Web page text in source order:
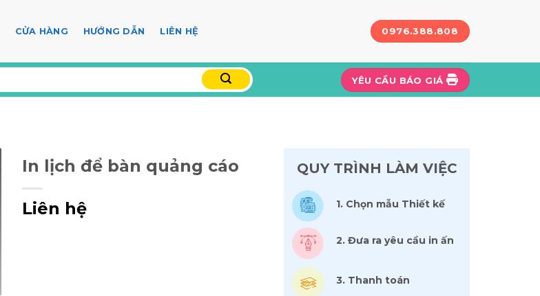
CỬA HÀNG HƯỚNG DẪN LIÊN HỆ 0976.388.808
YÊU CẦU BÁO GIÁ
In lịch để bàn quảng cáo
Liên hệ
QUY TRÌNH LÀM VIỆC
1. Chọn mẫu Thiết kế
2. Đưa ra yêu cầu in ấn
3. Thanh toán